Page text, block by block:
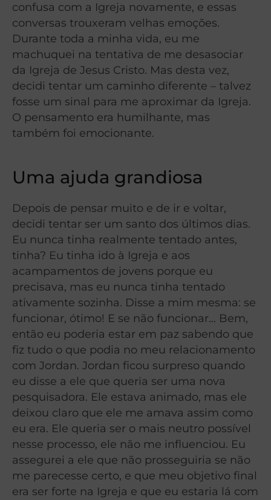
confusa com a Igreja novamente, e essas
conversas trouxeram velhas emoções.
Durante toda a minha vida, eu me
machuquei na tentativa de me desasociar
da Igreja de Jesus Cristo. Mas desta vez,
decidi tentar um caminho diferente – talvez
fosse um sinal para me aproximar da Igreja.
O pensamento era humilhante, mas
também foi emocionante.
Uma ajuda grandiosa
Depois de pensar muito e de ir e voltar,
decidi tentar ser um santo dos últimos dias.
Eu nunca tinha realmente tentado antes,
tinha? Eu tinha ido à Igreja e aos
acampamentos de jovens porque eu
precisava, mas eu nunca tinha tentado
ativamente sozinha. Disse a mim mesma: se
funcionar, ótimo! E se não funcionar… Bem,
então eu poderia estar em paz sabendo que
fiz tudo o que podia no meu relacionamento
com Jordan. Jordan ficou surpreso quando
eu disse a ele que queria ser uma nova
pesquisadora. Ele estava animado, mas ele
deixou claro que ele me amava assim como
eu era. Ele queria ser o mais neutro possível
nesse processo, ele não me influenciou. Eu
assegurei a ele que não prosseguiria se não
me parecesse certo, e que meu objetivo final
era ser forte na Igreja e que eu estaria lá com